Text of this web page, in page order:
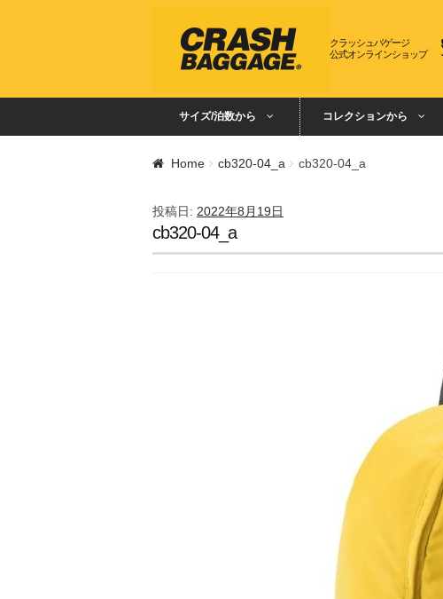
クラッシュバゲージ
公式オンラインショップ
サイズ/泊数から コレクションから
Home cb320-04_a cb320-04_a
投稿日: 2022年8月19日
cb320-04_a